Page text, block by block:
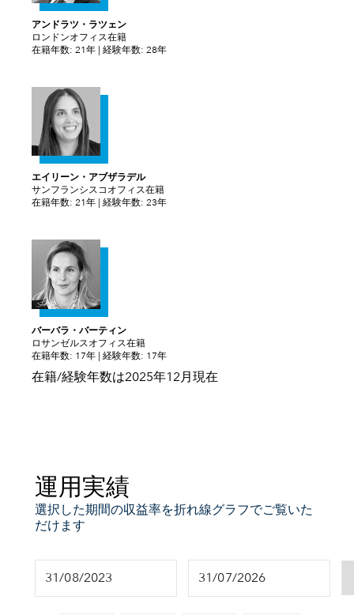
アンドラツ・ラツェン
ロンドンオフィス在籍
在籍年数: 21年 | 経験年数: 28年
エイリーン・アブザラデル
サンフランシスコオフィス在籍
在籍年数: 21年 | 経験年数: 23年
バーバラ・バーティン
ロサンゼルスオフィス在籍
在籍年数: 17年 | 経験年数: 17年
在籍/経験年数は2025年12月現在
運用実績
選択した期間の収益率を折れ線グラフでご覧いた
だけます